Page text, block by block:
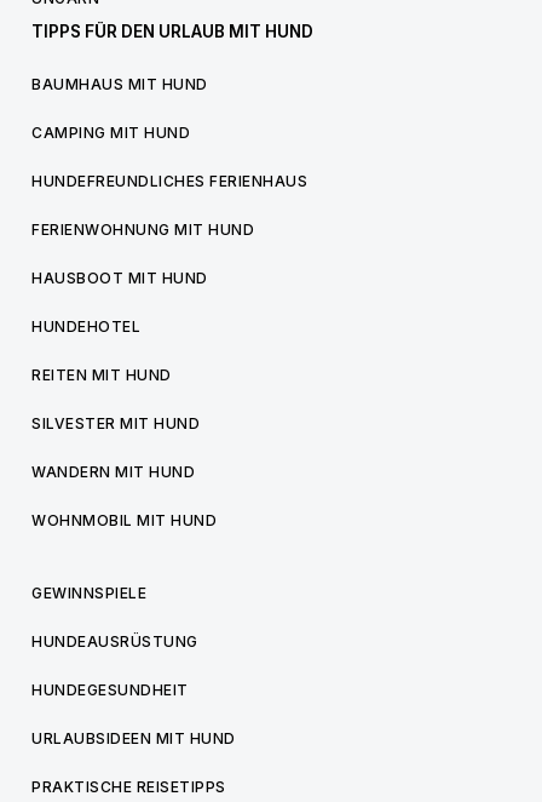
TIPPS FÜR DEN URLAUB MIT HUND
BAUMHAUS MIT HUND
CAMPING MIT HUND
HUNDEFREUNDLICHES FERIENHAUS
FERIENWOHNUNG MIT HUND
HAUSBOOT MIT HUND
HUNDEHOTEL
REITEN MIT HUND
SILVESTER MIT HUND
WANDERN MIT HUND
WOHNMOBIL MIT HUND
GEWINNSPIELE
HUNDEAUSRÜSTUNG
HUNDEGESUNDHEIT
URLAUBSIDEEN MIT HUND
PRAKTISCHE REISETIPPS